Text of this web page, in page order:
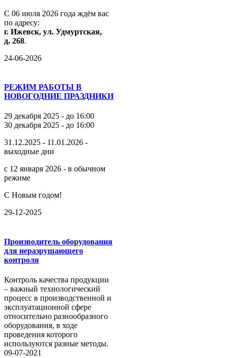
С 06 июля 2026 года ждём вас
по адресу:
г. Ижевск, ул. Удмуртская,
д. 268.
24-06-2026
РЕЖИМ РАБОТЫ В
НОВОГОДНИЕ ПРАЗДНИКИ
29 декабря 2025 - до 16:00
30 декабря 2025 - до 16:00
31.12.2025 - 11.01.2026 -
выходные дни
с 12 января 2026 - в обычном
режиме
С Новым годом!
29-12-2025
Производитель оборудования
для неразрушающего
контроля
Контроль качества продукции
– важный технологический
процесс в производственной и
эксплуатационной сфере
относительно разнообразного
оборудования, в ходе
проведения которого
используются разные методы.
09-07-2021